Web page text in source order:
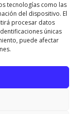
tecnologías como las
del dispositivo. El
procesar datos
únicas
puede afectar